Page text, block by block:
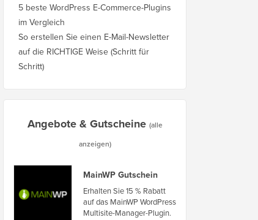
5 beste WordPress E-Commerce-Plugins
im Vergleich
So erstellen Sie einen E-Mail-Newsletter
auf die RICHTIGE Weise (Schritt für
Schritt)
Angebote & Gutscheine (alle
anzeigen)
MainWP Gutschein
Erhalten Sie 15 % Rabatt
auf das MainWP WordPress
Multisite-Manager-Plugin.